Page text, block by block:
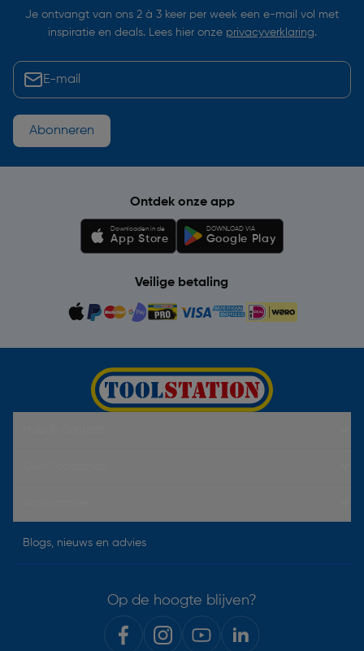
Je ontvangt van ons 2 à 3 keer per week een e-mail vol met
inspiratie en deals. Lees hier onze privacyverklaring.
Abonneren
Ontdek onze app
Downloaden in de
App Store
DOWNLOAD VIA
Google Play
Veilige betaling
Blogs, nieuws en advies
Op de hoogte blijven?